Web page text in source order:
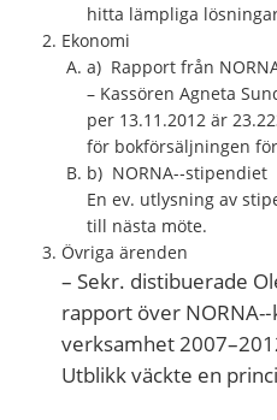
hitta lämpliga
Ekonomi
a) Rapport från
– Kassören Agneta
per 13.11.2012 är
för bokförsäljningen för
b) NORNA-­‐stipendiet
En ev. utlysning av
till nästa möte.
Övriga ärenden
– Sekr. distibuerade
rapport över NORNA-­
verksamhet
Utblikk väckte en